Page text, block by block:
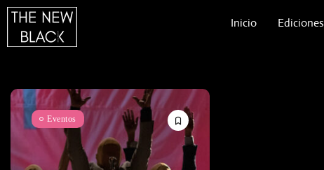
Inicio Ediciones
Eventos